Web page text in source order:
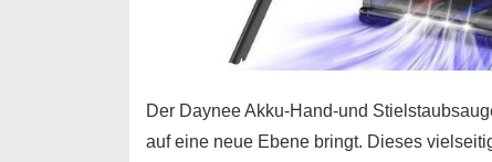
Der Daynee Akku-Hand-und
auf eine neue Ebene bringt. Dieses